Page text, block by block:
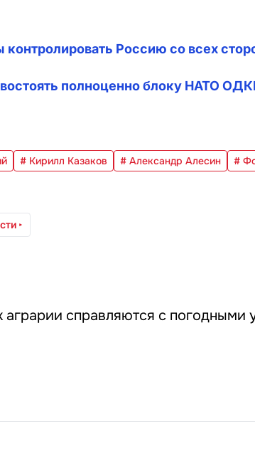
Россию со всех
полноценно блоку НАТО
# Кирилл Казаков # Александр Алесин #
аграрии справляются с погодными